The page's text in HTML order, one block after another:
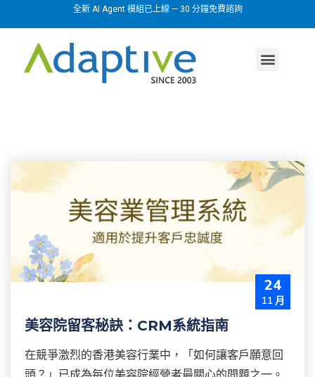
全新 AI Agent 模組已上線 — 30 分鐘免費諮詢
24
11 月
美容院留客秘訣：CRM系統指南
在競爭激烈的香港美容行業中，「如何讓客戶願意回